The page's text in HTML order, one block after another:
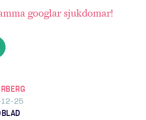
googlar sjukdomar!
12-25